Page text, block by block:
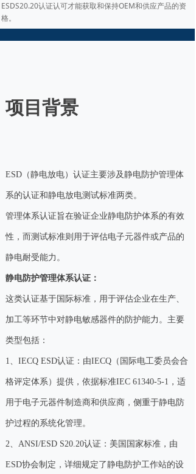
ESDS20.20认证认可才能获取和保持OEM和供应产品的资
格。
项目背景
ESD（静电放电）认证主要涉及静电防护管理体
系的认证和静电放电测试标准两类。
管理体系认证旨在验证企业静电防护体系的有效
性，而测试标准则用于评估电子元器件或产品的
静电耐受能力。
‌静电防护管理体系认证‌：
这类认证基于国际标准，用于评估企业在生产、
加工等环节中对静电敏感器件的防护能力。主要
类型包括：
1‌、IECQ ESD认证‌：由IECQ（国际电工委员会合
格评定体系）提供，依据标准IEC 61340-5-1，适
用于电子元器件制造商和供应商，侧重于静电防
护过程的系统化管理。‌
2‌、ANSI/ESD S20.20认证‌：美国国家标准，由
ESD协会制定，详细规定了静电防护工作站的设